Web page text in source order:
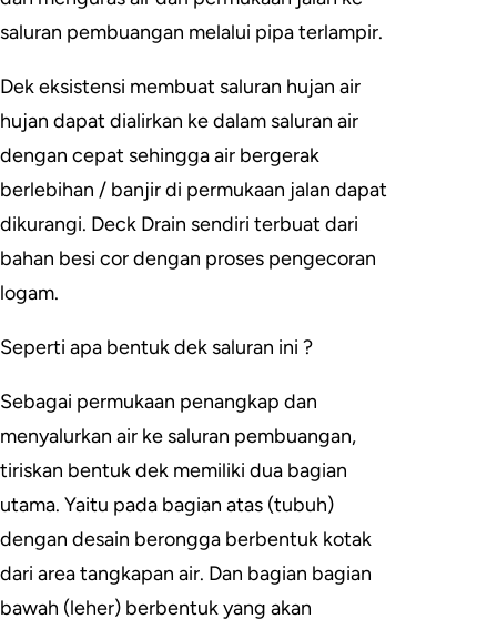
saluran pembuangan melalui pipa terlampir.
Dek eksistensi membuat saluran hujan air
hujan dapat dialirkan ke dalam saluran air
dengan cepat sehingga air bergerak
berlebihan / banjir di permukaan jalan dapat
dikurangi. Deck Drain sendiri terbuat dari
bahan besi cor dengan proses pengecoran
logam.
Seperti apa bentuk dek saluran ini ?
Sebagai permukaan penangkap dan
menyalurkan air ke saluran pembuangan,
tiriskan bentuk dek memiliki dua bagian
utama. Yaitu pada bagian atas (tubuh)
dengan desain berongga berbentuk kotak
dari area tangkapan air. Dan bagian bagian
bawah (leher) berbentuk yang akan